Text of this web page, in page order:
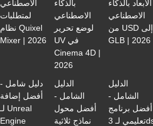
الاصطناعي
لمتطلبات
نظام Quixel
Mixer | 2026
بالذكاء
الاصطناعي
لوضع تحرير
UV في
Cinema 4D |
2026
الأبعاد بالذكاء
الاصطناعي
من USD إلى
GLB | 2026
دليل شامل -
أفضل إضافة
لـ Unreal
Engine
الدليل
الشامل -
أفضل محول
نماذج ثلاثية
الدليل
الشامل -
أفضل برنامج
تعليمي لـ 3ds